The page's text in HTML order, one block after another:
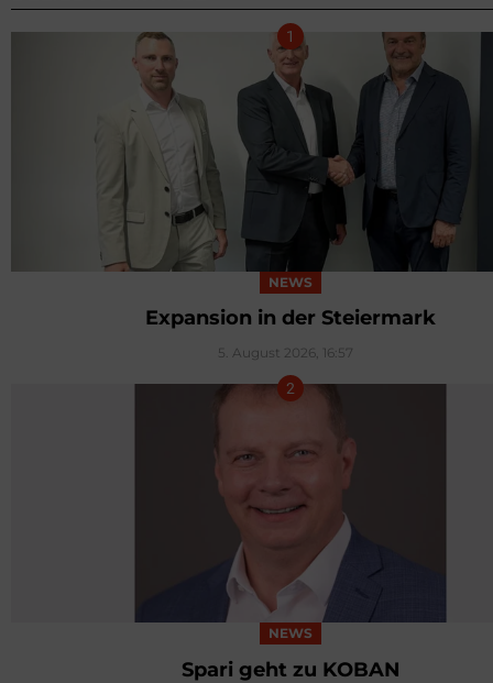
NEWS
Expansion in der Steiermark
5. August 2026, 16:57
NEWS
Spari geht zu KOBAN